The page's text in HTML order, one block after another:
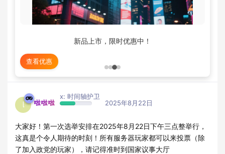
新品上市，限时优惠中！
查看优惠
l 啦啦啦
x: 时间轴护卫
2025年8月22日
大家好！第一次选举安排在2025年8月22日下午三点整举行，
这真是个令人期待的时刻！所有服务器玩家都可以来投票（除
了加入政党的玩家），请记得准时到国家议事大厅